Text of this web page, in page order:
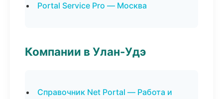
Portal Service Pro — Москва
Компании в Улан-Удэ
Справочник Net Portal — Работа и